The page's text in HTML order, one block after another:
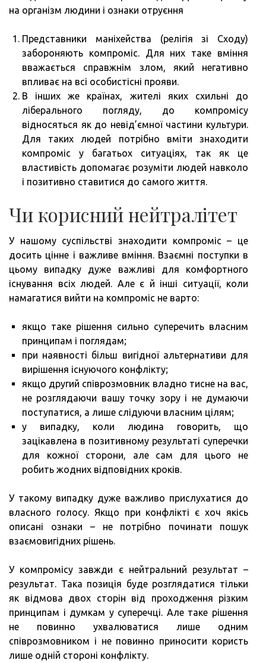
на організм людини і ознаки отруєння
Представники маніхейства (релігія зі Сходу)
забороняють компроміс. Для них таке вміння
вважається справжнім злом, який негативно
впливає на всі особистісні прояви.
В інших же країнах, жителі яких схильні до
ліберального погляду, до компромісу
відносяться як до невід’ємної частини культури.
Для таких людей потрібно вміти знаходити
компроміс у багатьох ситуаціях, так як це
властивість допомагає розуміти людей навколо
і позитивно ставитися до самого життя.
Чи корисний нейтралітет
У нашому суспільстві знаходити компроміс – це
досить цінне і важливе вміння. Взаємні поступки в
цьому випадку дуже важливі для комфортного
існування всіх людей. Але є й інші ситуації, коли
намагатися вийти на компроміс не варто:
якщо таке рішення сильно суперечить власним
принципам і поглядам;
при наявності більш вигідної альтернативи для
вирішення існуючого конфлікту;
якщо другий співрозмовник владно тисне на вас,
не розглядаючи вашу точку зору і не думаючи
поступатися, а лише слідуючи власним цілям;
у випадку, коли людина говорить, що
зацікавлена в позитивному результаті суперечки
для кожної сторони, але сам для цього не
робить жодних відповідних кроків.
У такому випадку дуже важливо прислухатися до
власного голосу. Якщо при конфлікті є хоч якісь
описані ознаки – не потрібно починати пошук
взаємовигідних рішень.
У компромісу завжди є нейтральний результат –
результат. Така позиція буде розглядатися тільки
як відмова двох сторін від проходження різким
принципам і думкам у суперечці. Але таке рішення
не повинно ухвалюватися лише одним
співрозмовником і не повинно приносити користь
лише одній стороні конфлікту.